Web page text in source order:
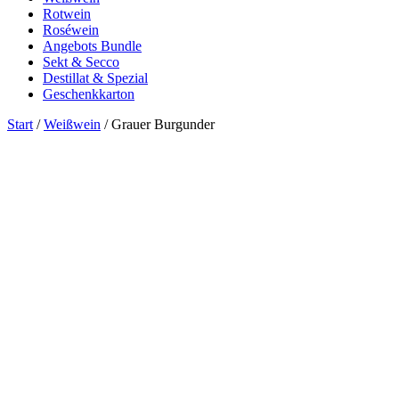
Rotwein
Roséwein
Angebots Bundle
Sekt & Secco
Destillat & Spezial
Geschenkkarton
Start/Weißwein / Grauer Burgunder